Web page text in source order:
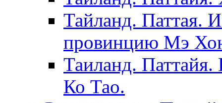
Тайланд. Паттая.
провинцию Мэ
Таиланд.
Ко Тао.